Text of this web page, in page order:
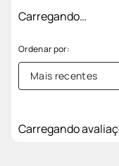
Carregando…
Mais recentes
Carregando